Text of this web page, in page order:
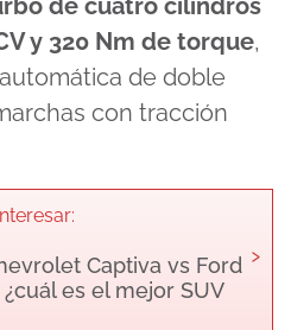
de cuatro cilindros
y 320 Nm de torque,
de doble
con tracción
Captiva vs Ford
es el mejor SUV
›